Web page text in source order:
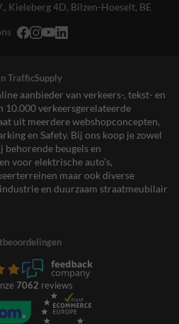
Kieleberg 4D, Bilzen-Hoeselt, BE
TrafficSupply
aanbieder van verkeers-, tekst- en
verkeersgerelateerde
uit meerdere webshopconcepten,
en Safety. Bij ons koop je zowel
beugels en
voor elektrische auto’s,
maar ook diverse
en duurzaam straatmeubilair
7062 reviews